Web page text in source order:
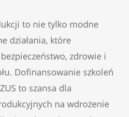
to nie tylko modne
działania, które
zdrowie i
Dofinansowanie szkoleń
to szansa dla
na wdrożenie